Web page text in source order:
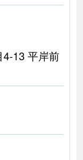
13 平岸前